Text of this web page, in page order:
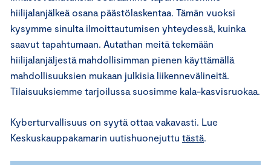
hiilijalanjälkeä osana päästölaskentaa. Tämän vuoksi
kysymme sinulta ilmoittautumisen yhteydessä, kuinka
saavut tapahtumaan. Autathan meitä tekemään
hiilijalanjäljestä mahdollisimman pienen käyttämällä
mahdollisuuksien mukaan julkisia liikennevälineitä.
Tilaisuuksiemme tarjoilussa suosimme kala-kasvisruokaa.
Kyberturvallisuus on syytä ottaa vakavasti. Lue
Keskuskauppakamarin uutishuonejuttu tästä.